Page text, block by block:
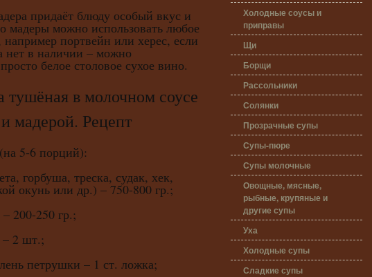
придаёт блюду особый вкус и
мадеры можно использовать любое
например портвейн или херес, если
нет в наличии – можно
белое столовое сухое вино.
в молочном соусе
мадерой. Рецепт
5-6 порций):
горбуша, треска, судак, хек,
окунь или др.) – 750-800 гр.;
200-250 гр.;
– 2 шт.;
петрушки – 1 ст. ложка;
Холодные соусы и
приправы
Щи
Борщи
Рассольники
Солянки
Прозрачные супы
Супы-пюре
Супы молочные
Овощные, мясные,
рыбные, крупяные и
другие супы
Уха
Холодные супы
Сладкие супы